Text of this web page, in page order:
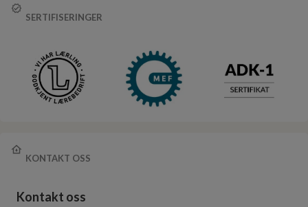
SERTIFISERINGER
KONTAKT OSS
Kontakt oss